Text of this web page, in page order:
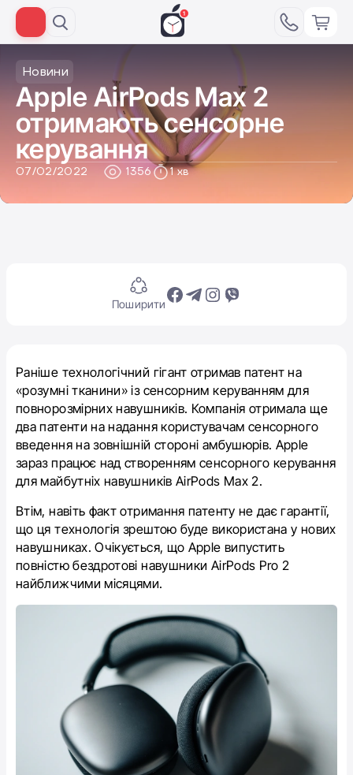
Новини
Apple AirPods Max 2
отримають сенсорне
керування
07/02/2022 1356 1 хв
Поширити
Раніше технологічний гігант отримав патент на
«розумні тканини» із сенсорним керуванням для
повнорозмірних навушників. Компанія отримала ще
два патенти на надання користувачам сенсорного
введення на зовнішній стороні амбушюрів. Apple
зараз працює над створенням сенсорного керування
для майбутніх навушників AirPods Max 2.
Втім, навіть факт отримання патенту не дає гарантії,
що ця технологія зрештою буде використана у нових
навушниках.Очікується, що Apple випустить
повністю бездротові навушники AirPods Pro 2
найближчими місяцями.